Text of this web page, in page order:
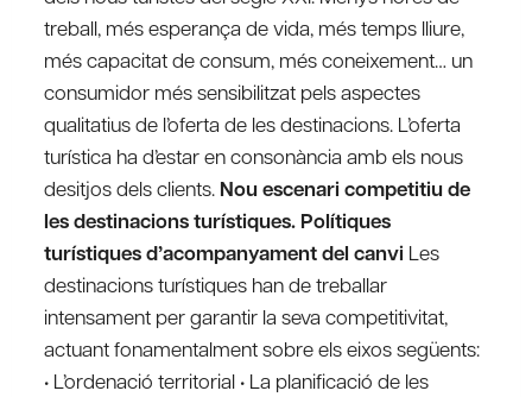
treball, més esperança de vida, més temps lliure,
més capacitat de consum, més coneixement… un
consumidor més sensibilitzat pels aspectes
qualitatius de l’oferta de les destinacions. L’oferta
turística ha d’estar en consonància amb els nous
desitjos dels clients. Nou escenari competitiu de
les destinacions turístiques. Polítiques
turístiques d’acompanyament del canvi Les
destinacions turístiques han de treballar
intensament per garantir la seva competitivitat,
actuant fonamentalment sobre els eixos següents:
• L’ordenació territorial • La planificació de les